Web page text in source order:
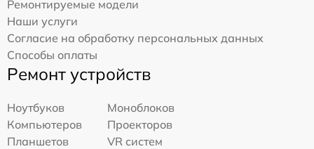
Ремонтируемые модели
Наши услуги
Согласие на обработку персональных данных
Способы оплаты
Ремонт устройств
Ноутбуков
Моноблоков
Компьютеров
Проекторов
Планшетов
VR систем